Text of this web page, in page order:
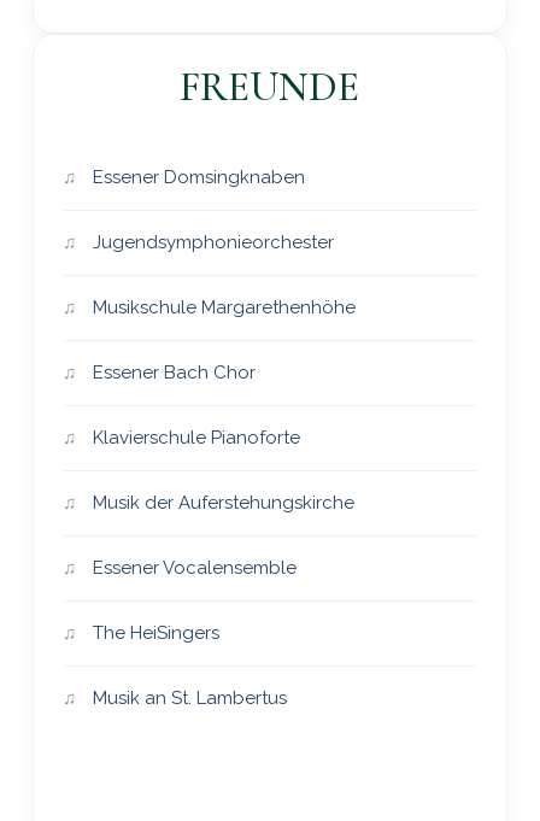
FREUNDE
Essener Domsingknaben
Jugendsymphonieorchester
Musikschule Margarethenhöhe
Essener Bach Chor
Klavierschule Pianoforte
Musik der Auferstehungskirche
Essener Vocalensemble
The HeiSingers
Musik an St. Lambertus